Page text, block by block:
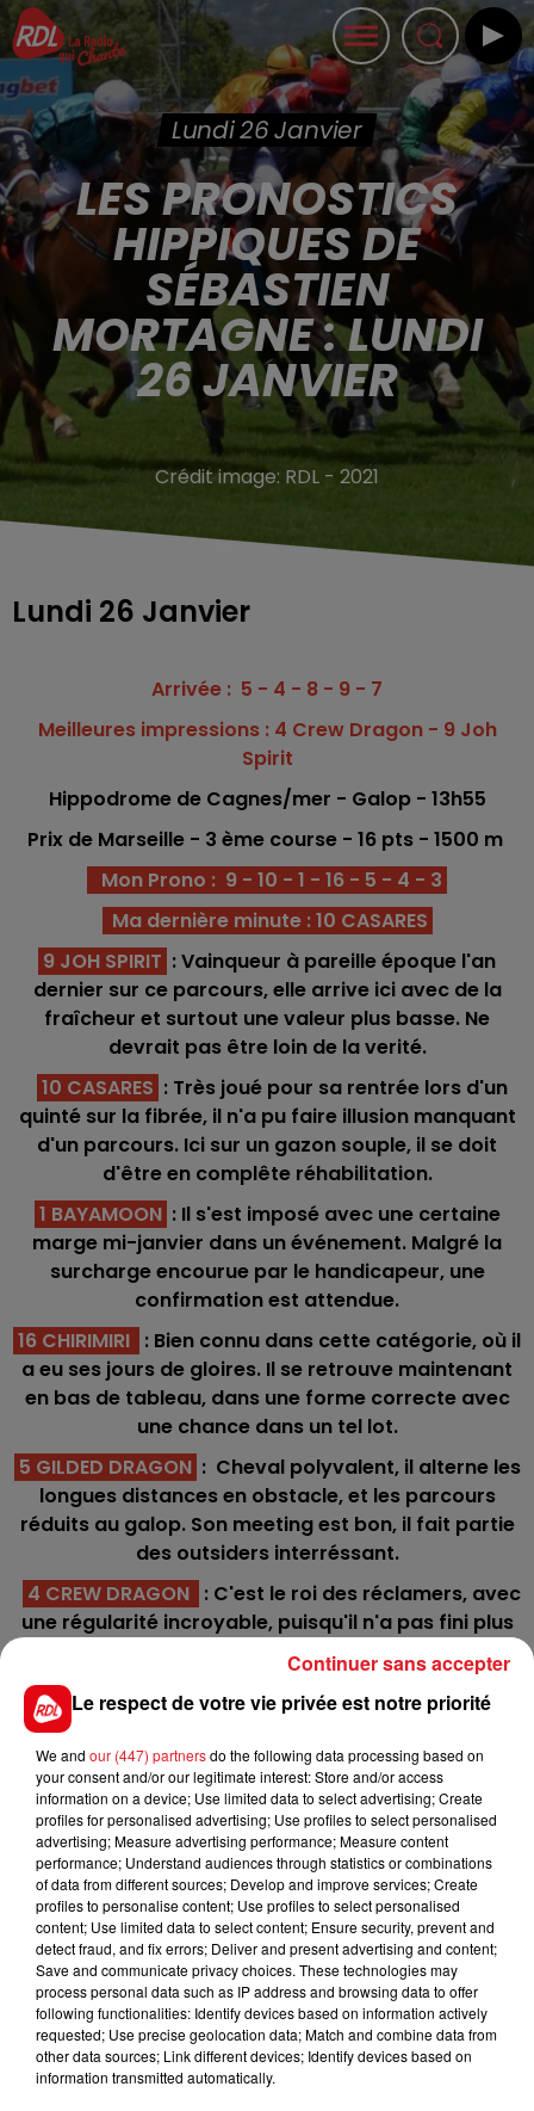
Lundi 26 Janvier
LES PRONOSTICS
HIPPIQUES DE
SÉBASTIEN
MORTAGNE : LUNDI
26 JANVIER
Crédit image: RDL - 2021
Lundi 26 Janvier
Arrivée : 5 - 4 - 8 - 9 - 7
Meilleures impressions : 4 Crew Dragon - 9 Joh
Spirit
Hippodrome de Cagnes/mer - Galop - 13h55
Prix de Marseille - 3 ème course - 16 pts - 1500 m
Mon Prono : 9 - 10 - 1 - 16 - 5 - 4 - 3
Ma dernière minute : 10 CASARES
9 JOH SPIRIT : Vainqueur à pareille époque l'an
dernier sur ce parcours, elle arrive ici avec de la
fraîcheur et surtout une valeur plus basse. Ne
devrait pas être loin de la verité.
10 CASARES : Très joué pour sa rentrée lors d'un
quinté sur la fibrée, il n'a pu faire illusion manquant
d'un parcours. Ici sur un gazon souple, il se doit
d'être en complête réhabilitation.
1 BAYAMOON : Il s'est imposé avec une certaine
marge mi-janvier dans un événement. Malgré la
surcharge encourue par le handicapeur, une
confirmation est attendue.
16 CHIRIMIRI : Bien connu dans cette catégorie, où il
a eu ses jours de gloires. Il se retrouve maintenant
en bas de tableau, dans une forme correcte avec
une chance dans un tel lot.
5 GILDED DRAGON : Cheval polyvalent, il alterne les
longues distances en obstacle, et les parcours
réduits au galop. Son meeting est bon, il fait partie
des outsiders interréssant.
4 CREW DRAGON : C'est le roi des réclamers, avec
une régularité incroyable, puisqu'il n'a pas fini plus
loin que 4éme depuis janvier 2024. Sa valeur dans
ce quinté est assez élevé, mais peut encore se
surpasser.
3 WESTWINSTER NIGHT: Il vient de finir 6éme de
Bayamoon, ici en 41 de valeur il ne peut espérer
qu'un accesit en fin de combinaison.
En direct des pistes :
FILS D'ACTUS
Le respect de votre vie privée est notre priorité
We and our (447) partnersdo the following data processing based on
your consent and/or our legitimate interest: Store and/or access
information on a device; Use limited data to select advertising; Create
profiles for personalised advertising; Use profiles to select personalised
advertising; Measure advertising performance; Measure content
performance; Understand audiences through statistics or combinations
of data from different sources; Develop and improve services; Create
profiles to personalise content; Use profiles to select personalised
content; Use limited data to select content; Ensure security, prevent and
detect fraud, and fix errors; Deliver and present advertising and content;
Save and communicate privacy choices. These technologies may
process personal data such as IP address and browsing data to offer
following functionalities: Identify devices based on information actively
requested; Use precise geolocation data; Match and combine data from
other data sources; Link different devices; Identify devices based on
information transmitted automatically.
Continuer sans accepter